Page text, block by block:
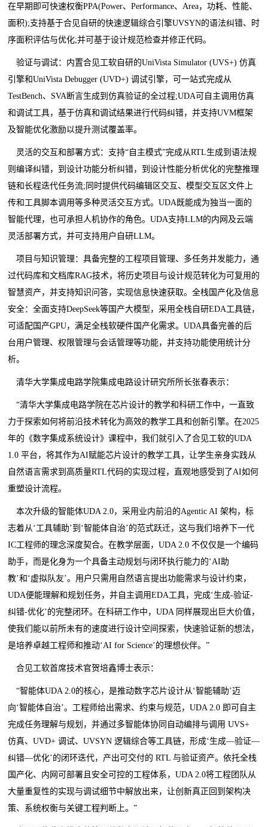
在早期即可快速权衡PPA(Power、Performance、Area，功耗、性能、
面积);支持基于合见自研的快速逻辑综合引擎UVSYN的语法纠错、时
序面积评估与优化;并可基于设计规范检查并修正代码。
验证与调试：内置合见工软自研的UniVista Simulator (UVS+) 仿真
引擎和UniVista Debugger (UVD+) 调试引擎，可一站式完成从
TestBench、SVA断言生成到仿真验证的全过程;UDA可自主调用仿真
和调试工具，基于仿真和调试结果进行代码纠错，并支持UVM框架
及智能优化激励以提升测试覆盖率。
灵活的交互和部署方式：支持“自主模式”完成从RTL生成到语法规
则编译纠错，到设计功能分析纠错，到设计性能分析优化的完整推理
链和长程迭代任务流;同时提供代码编辑区交互、模型交互区文件上
传和工具脚本调用等多种灵活交互方式。UDA既能成为独当一面的
智能代理，也可承担人机协作的角色。UDA支持LLM的内网及云端
灵活部署方式，并可支持用户自研LLM。
项目与知识管理：具备完整的工程项目管理、多任务并发能力，通
过代码库和文档库RAG技术，将历史项目与设计规范转化为可复用的
智慧资产，并支持知识问答，实现信息快速获取。全栈国产化及信息
安全：全面支持DeepSeek等国产大模型，采用全栈自研EDA工具链，
可适配国产GPU，满足全栈软硬件国产化需求。UDA具备完善的后
台用户管理、权限管理与会话管理等功能，并支持功能使用统计分
析。
清华大学集成电路学院集成电路设计研究所所长张春表示：
“清华大学集成电路学院在芯片设计的教学和科研工作中，一直致
力于探索如何将前沿技术转化为高效的教学工具和创新引擎。在2025
年的《数字集成系统设计》课程中，我们就引入了合见工软的UDA
1.0 平台，将其作为AI赋能芯片设计的教学工具，让学生亲身实践从
自然语言需求到高质量RTL代码的实现过程，直观地感受到了AI如何
重塑设计流程。
本次升级的智能体UDA 2.0，采用业内前沿的Agentic AI 架构，标
志着从‘工具辅助’到‘智能体自治’的范式跃迁，这与我们培养下一代
IC工程师的理念深度契合。在教学层面，UDA 2.0 不仅仅是一个编码
助手，而是化身为一个具备主动规划与闭环执行能力的‘AI助
教’和‘虚拟队友’。用户只需用自然语言提出功能需求与设计约束，
UDA便能理解和规划任务，并自主调用EDA工具，完成‘生成-验证-
纠错-优化’的完整闭环。在科研工作中，UDA 同样展现出巨大价值，
使我们能以前所未有的速度进行设计空间探索，快速验证新的想法，
是培养卓越工程师和推动‘AI for Science’的理想伙伴。”
合见工软首席技术官贺培鑫博士表示：
“智能体UDA 2.0的核心，是推动数字芯片设计从‘智能辅助’迈
向‘智能体自治’。工程师给出需求、约束与规范，UDA 2.0 即可自主
完成任务理解与规划，并通过多智能体协同自动编排与调用 UVS+
仿真、UVD+ 调试、UVSYN 逻辑综合等工具链，形成‘生成—验证—
纠错—优化’的闭环迭代，产出可交付的 RTL 与验证资产。依托全栈
国产化、内网可部署且安全可控的工程体系，UDA 2.0将工程团队从
大量重复性的实现与调试细节中解放出来，让创新真正回到架构决
策、系统权衡与关键工程判断上。”